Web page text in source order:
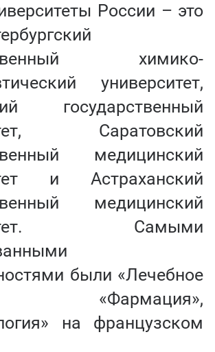
России – это
химико-
университет,
государственный
Саратовский
медицинский
и Астраханский
медицинский
Самыми
были «Лечебное
«Фармация»,
на французском